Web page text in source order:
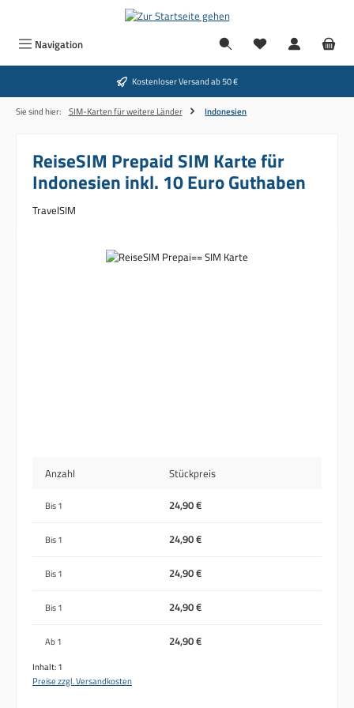
Navigation
Kostenloser Versand ab 50 €
Sie sind hier: SIM-Karten für weitere Länder Indonesien
ReiseSIM Prepaid SIM Karte für
Indonesien inkl. 10 Euro Guthaben
TravelSIM
Bildergalerie überspringen
Anzahl Stückpreis
Bis1 24,90 €
Bis1 24,90 €
Bis1 24,90 €
Bis1 24,90 €
Ab1 24,90 €
Inhalt:1
Preise zzgl. Versandkosten